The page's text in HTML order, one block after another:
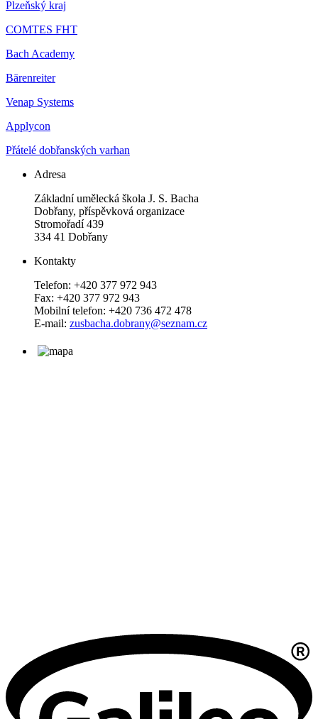
Plzeňský kraj
COMTES FHT
Bach Academy
Bärenreiter
Venap Systems
Applycon
Přátelé dobřanských varhan
Adresa
Základní umělecká škola J. S. Bacha
Dobřany, příspěvková organizace
Stromořadí 439
334 41 Dobřany
Kontakty
Telefon: +420 377 972 943
Fax: +420 377 972 943
Mobilní telefon: +420 736 472 478
E-mail: zusbacha.dobrany@seznam.cz